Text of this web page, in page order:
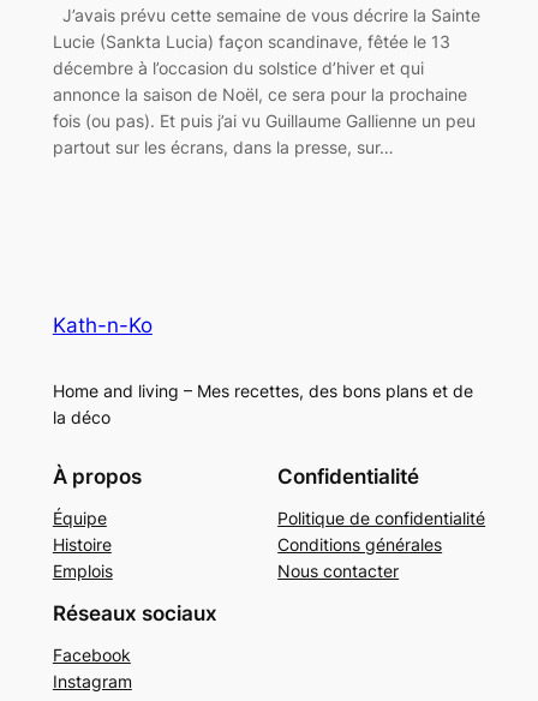
J’avais prévu cette semaine de vous décrire la Sainte
Lucie (Sankta Lucia) façon scandinave, fêtée le 13
décembre à l’occasion du solstice d’hiver et qui
annonce la saison de Noël, ce sera pour la prochaine
fois (ou pas). Et puis j’ai vu Guillaume Gallienne un peu
partout sur les écrans, dans la presse, sur…
Kath-n-Ko
Home and living – Mes recettes, des bons plans et de
la déco
À propos
Équipe
Histoire
Emplois
Confidentialité
Politique de confidentialité
Conditions générales
Nous contacter
Réseaux sociaux
Facebook
Instagram